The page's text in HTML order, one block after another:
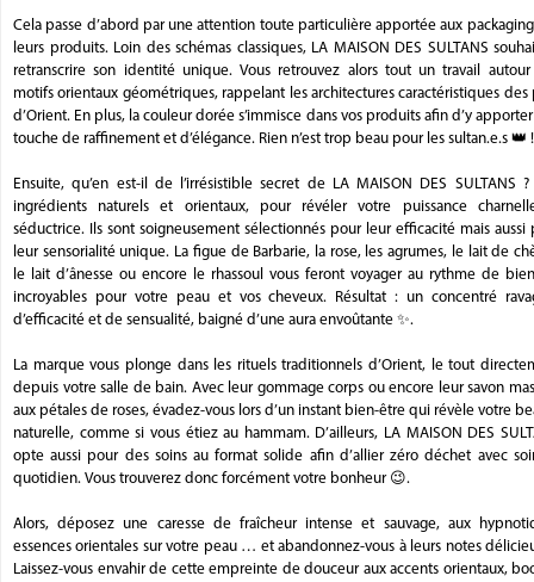
Cela passe d’abord par une attention toute particulière apportée aux
leurs produits. Loin des schémas classiques, LA MAISON DES SULTANS
retranscrire son identité unique. Vous retrouvez alors tout un travail
motifs orientaux géométriques, rappelant les architectures caractéristiques des
d’Orient. En plus, la couleur dorée s’immisce dans vos produits afin d’y
touche de raffinement et d’élégance. Rien n’est trop beau pour les sultan.e.s 👑 !
Ensuite, qu’en est-il de l’irrésistible secret de LA MAISON DES SULTANS ?
ingrédients naturels et orientaux, pour révéler votre puissance
séductrice. Ils sont soigneusement sélectionnés pour leur efficacité mais aussi
leur sensorialité unique. La figue de Barbarie, la rose, les agrumes, le lait de
le lait d’ânesse ou encore le rhassoul vous feront voyager au rythme de
incroyables pour votre peau et vos cheveux. Résultat : un concentré
d’efficacité et de sensualité, baigné d’une aura envoûtante ✨.
La marque vous plonge dans les rituels traditionnels d’Orient, le tout
depuis votre salle de bain. Avec leur gommage corps ou encore leur savon
aux pétales de roses, évadez-vous lors d’un instant bien-être qui révèle votre
naturelle, comme si vous étiez au hammam. D’ailleurs, LA MAISON DES
opte aussi pour des soins au format solide afin d’allier zéro déchet avec
quotidien. Vous trouverez donc forcément votre bonheur 😉.
Alors, déposez une caresse de fraîcheur intense et sauvage, aux
essences orientales sur votre peau … et abandonnez-vous à leurs notes
Laissez-vous envahir de cette empreinte de douceur aux accents orientaux,